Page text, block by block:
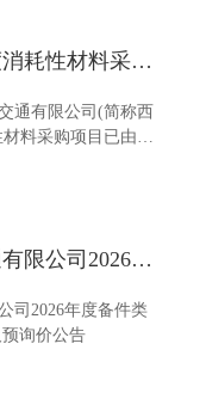
西安中铁2026年度消耗性材料采购项目谈判公告
通有限公司(简称西
料采购项目已由审
道交通有限公司。
西安中铁轨道交通有限公司2026年度备件类物资采购供应商招募及预询价公告
司2026年度备件类
询价公告